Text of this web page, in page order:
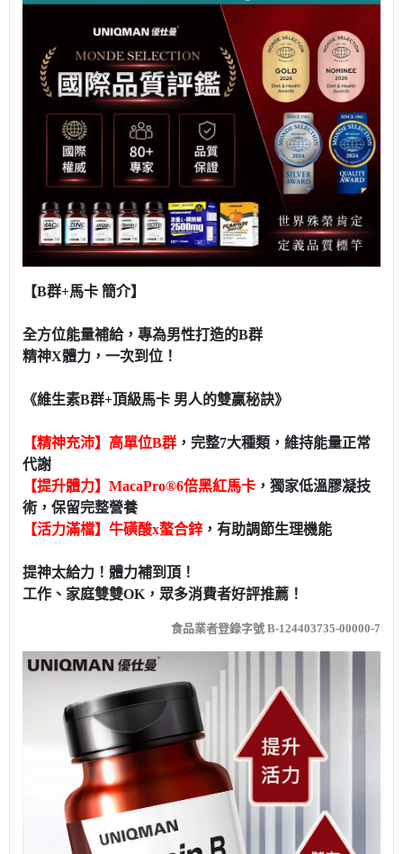
【B群+馬卡 簡介】
全方位能量補給，專為男性打造的B群
精神X體力，一次到位！
《維生素B群+頂級馬卡 男人的雙贏秘訣》
【精神充沛】高單位B群 ，完整7大種類，維持能量正常
代謝
【提升體力】MacaPro®6倍黑紅馬卡 ，獨家低溫膠凝技
術，保留完整營養
【活力滿檔】牛磺酸x螯合鋅 ，有助調節生理機能
提神太給力！體力補到頂！
工作、家庭雙雙OK，眾多消費者好評推薦！
食品業者登錄字號 B-124403735-00000-7